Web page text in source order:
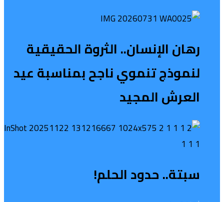
رهان الإنسان.. الثروة الحقيقية
لنموذج تنموي ناجح بمناسبة عيد
العرش المجيد
سبتة.. حدود الحلم!